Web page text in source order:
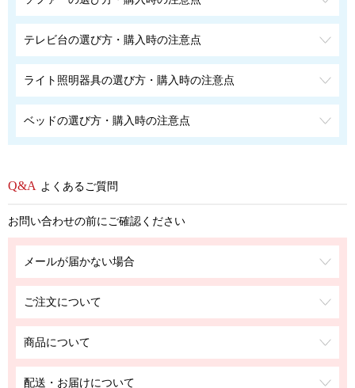
テレビ台の選び方・購入時の注意点
ライト照明器具の選び方・購入時の注意点
ベッドの選び方・購入時の注意点
よくあるご質問
お問い合わせの前にご確認ください
メールが届かない場合
ご注文について
商品について
配送・お届けについて